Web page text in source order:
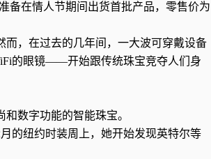
备在情人节期间出货首批产品，零售价为
，在过去的几年间，一大波可穿戴设备
的眼镜——开始跟传统珠宝竞夺人们身
数字功能的智能珠宝。
的纽约时装周上，她开始发现英特尔等